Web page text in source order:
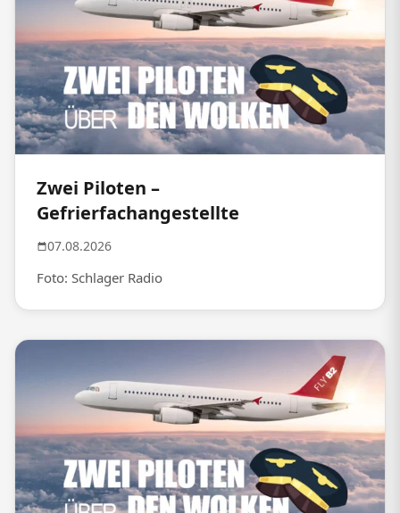
Zwei Piloten –
Gefrierfachangestellte
07.08.2026
Foto: Schlager Radio